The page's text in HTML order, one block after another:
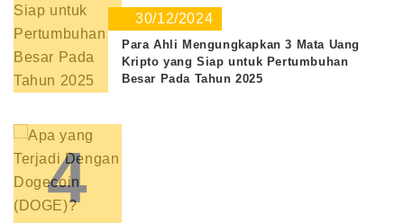
30/12/2024
Para Ahli Mengungkapkan 3 Mata Uang
Kripto yang Siap untuk Pertumbuhan
Besar Pada Tahun 2025
4